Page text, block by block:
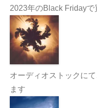
2023年のBlack Friday
オーディオストックに
ます